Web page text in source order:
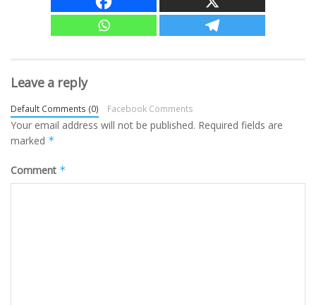
Leave a reply
Default Comments (0) Facebook Comments
Your email address will not be published. Required fields are
marked *
Comment *